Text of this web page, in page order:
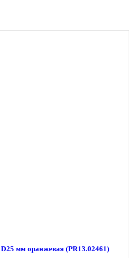
мм оранжевая (PR13.02461)